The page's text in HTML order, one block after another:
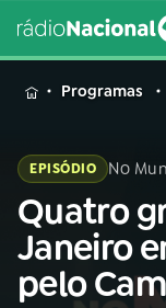
MENU
Buscar
na
Rádio
Nacional
Programas
EPISÓDIO No
Quatro
Janeiro
pelo